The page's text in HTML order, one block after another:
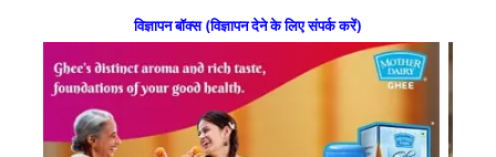
विज्ञापन बॉक्स (विज्ञापन देने के लिए संपर्क करें)